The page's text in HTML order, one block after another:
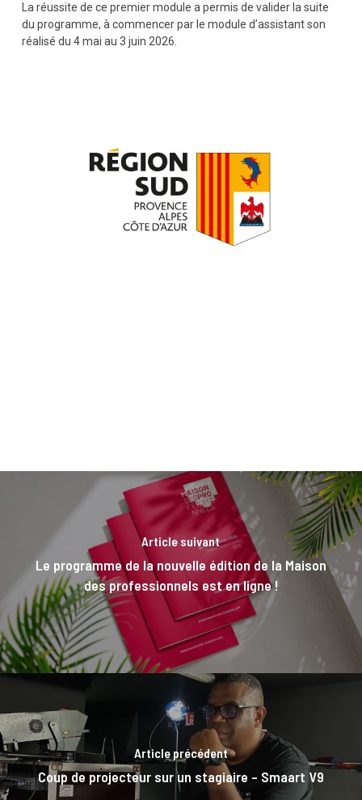
La réussite de ce premier module a permis de valider la suite
du programme, à commencer par le module d’assistant son
réalisé du 4 mai au 3 juin 2026.
Article suivant
Le programme de la nouvelle édition de la Maison
des professionnels est en ligne !
Article précédent
Coup de projecteur sur un stagiaire – Smaart V9